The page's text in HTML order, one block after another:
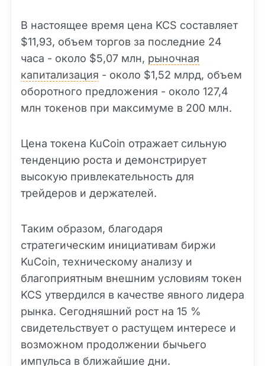
В настоящее время цена KCS составляет
$11,93, объем торгов за последние 24
часа - около $5,07 млн, рыночная
капитализация - около $1,52 млрд, объем
оборотного предложения - около 127,4
млн токенов при максимуме в 200 млн.
Цена токена KuCoin отражает сильную
тенденцию роста и демонстрирует
высокую привлекательность для
трейдеров и держателей.
Таким образом, благодаря
стратегическим инициативам биржи
KuCoin, техническому анализу и
благоприятным внешним условиям токен
KCS утвердился в качестве явного лидера
рынка. Сегодняшний рост на 15 %
свидетельствует о растущем интересе и
возможном продолжении бычьего
импульса в ближайшие дни.